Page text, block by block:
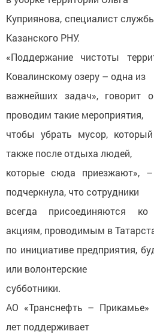
Куприянова, специалист
Казанского РНУ.
«Поддержание чистоты
Ковалинскому озеру – одна из
важнейших задач»,
проводим такие мероприятия,
чтобы убрать мусор,
также после отдыха людей,
которые сюда приезжают»,
подчеркнула, что сотрудники
всегда присоединяются
акциям, проводимым в
по инициативе предприятия,
или волонтерские
субботники.
АО «Транснефть – Прикамье»
лет поддерживает